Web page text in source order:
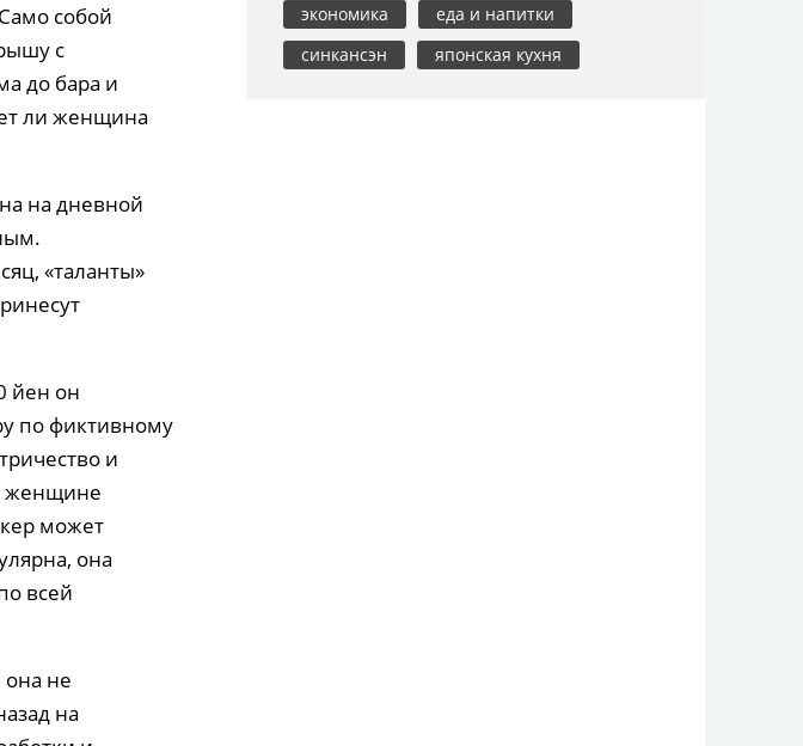
собой
с
до бара и
ли женщина
на дневной
«таланты»
йен он
по фиктивному
и
женщине
может
она
всей
не
на
экономика
еда и напитки
синкансэн
японская кухня